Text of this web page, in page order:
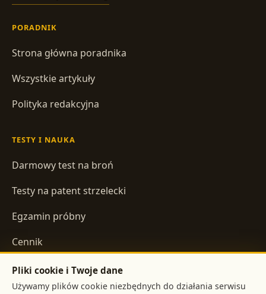
PORADNIK
Strona główna poradnika
Wszystkie artykuły
Polityka redakcyjna
TESTY I NAUKA
Darmowy test na broń
Testy na patent strzelecki
Egzamin próbny
Cennik
INFORMACJE
Pliki cookie i Twoje dane
Używamy plików cookie niezbędnych do działania serwisu